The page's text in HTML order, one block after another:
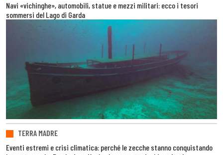
Navi «vichinghe», automobili, statue e mezzi militari: ecco i tesori
sommersi del Lago di Garda
TERRA MADRE
Eventi estremi e crisi climatica: perché le zecche stanno conquistando